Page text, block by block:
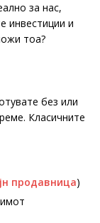
за нас,
инвестиции и
тоа?
без или
Класичните
продавница)